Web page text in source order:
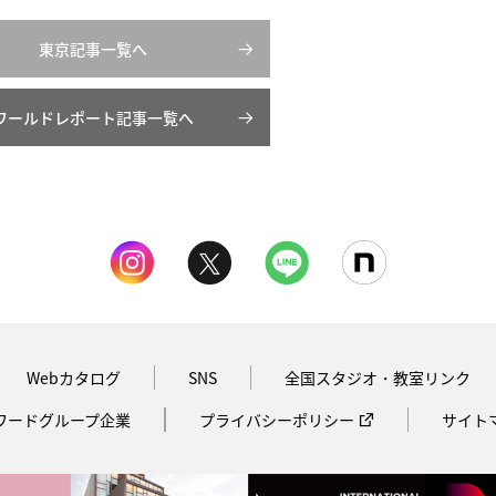
東京記事一覧へ
ールドレポート記事一覧へ
Webカタログ SNS
全国スタジオ・教室リンク
ードグループ企業
プライバシーポリシー サイト